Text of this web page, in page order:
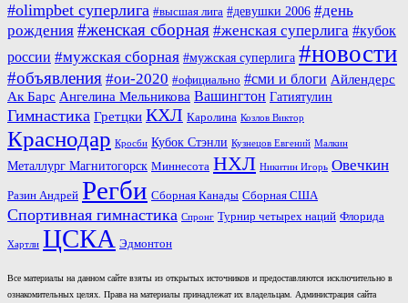
#olimpbet суперлига #высшая лига #девушки 2006 #день
рождения #женская сборная #женская суперлига #кубок
россии #мужская сборная #мужская суперлига #новости
#объявления #ои-2020 #официально #сми и блоги Айлендерс
Ак Барс Ангелина Мельникова Вашингтон Гатиятулин
Гимнастика Гретцки КХЛ Каролина Козлов Виктор
Краснодар Кросби Кубок Стэнли Кузнецов Евгений Малкин
Металлург Магнитогорск Миннесота НХЛ Никитин Игорь Овечкин
Разин Андрей Регби Сборная Канады Сборная США
Спортивная гимнастика Спронг Турнир четырех наций Флорида
Хартли ЦСКА Эдмонтон
Все материалы на данном сайте взяты из открытых источников и предоставляются исключительно в
ознакомительных целях. Права на материалы принадлежат их владельцам. Администрация сайта